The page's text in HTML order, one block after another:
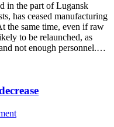
in the part of Lugansk
has ceased manufacturing
the same time, even if raw
to be relaunched, as
not enough personnel.…